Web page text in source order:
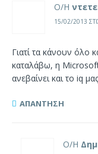
Ο/Η
15/02/2013
Γιατί τα κάνουν όλο
καταλάβω, η Microsoft
ανεβαίνει και το iq
ΑΠΆΝΤΗΣΗ
Ο/Η